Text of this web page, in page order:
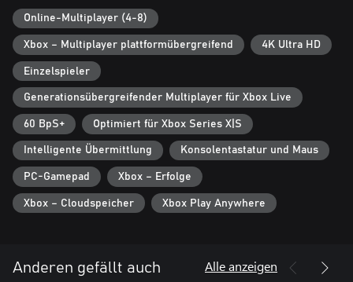
Online-Multiplayer (4-8)
Xbox – Multiplayer plattformübergreifend 4K Ultra HD
Einzelspieler
Generationsübergreifender Multiplayer für Xbox Live
60 BpS+ Optimiert für Xbox Series X|S
Intelligente Übermittlung Konsolentastatur und Maus
PC-Gamepad Xbox – Erfolge
Xbox – Cloudspeicher Xbox Play Anywhere
Anderen gefällt auch Alle anzeigen